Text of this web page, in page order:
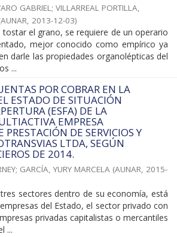
GABRIEL; VILLARREAL PORTILLA,
AUNAR, 2013-12-03)
el grano, se requiere de un operario
mejor conocido como empírico ya
darle las propiedades organolépticas del
...
POR COBRAR EN LA
ESTADO DE SITUACIÓN
(ESFA) DE LA
EMPRESA
DE SERVICIOS Y
LTDA, SEGÚN
DE 2014.
; GARCÍA, YURY MARCELA (AUNAR, 2015-
sectores dentro de su economía, está
del Estado, el sector privado con
privadas capitalistas o mercantiles
...